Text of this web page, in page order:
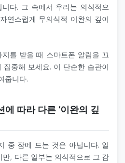
다. 그 속에서 우리는 의식적으
연스럽게 무의식적 이완의 깊이
를 받을 때 스마트폰 알림을 끄
중해 보세요. 이 단순한 습관이
줍니다.
따라 다른 ‘이완의 깊
중 잠에 드는 것은 아닙니다. 일
, 다른 일부는 의식적으로 그 감